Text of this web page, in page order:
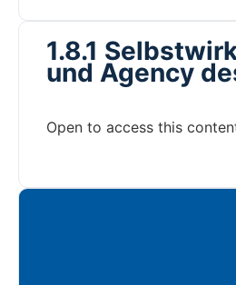
1.8.1
und Agency
Open to access this